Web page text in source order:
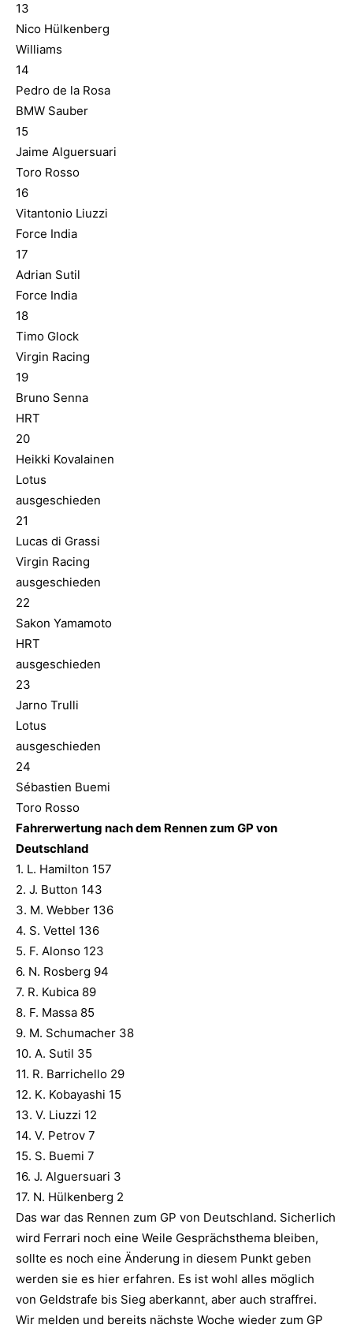
13
Nico Hülkenberg
Williams
14
Pedro de la Rosa
BMW Sauber
15
Jaime Alguersuari
Toro Rosso
16
Vitantonio Liuzzi
Force India
17
Adrian Sutil
Force India
18
Timo Glock
Virgin Racing
19
Bruno Senna
HRT
20
Heikki Kovalainen
Lotus
ausgeschieden
21
Lucas di Grassi
Virgin Racing
ausgeschieden
22
Sakon Yamamoto
HRT
ausgeschieden
23
Jarno Trulli
Lotus
ausgeschieden
24
Sébastien Buemi
Toro Rosso
Fahrerwertung nach dem Rennen zum GP von
Deutschland
1. L. Hamilton 157
2. J. Button 143
3. M. Webber 136
4. S. Vettel 136
5. F. Alonso 123
6. N. Rosberg 94
7. R. Kubica 89
8. F. Massa 85
9. M. Schumacher 38
10. A. Sutil 35
11. R. Barrichello 29
12. K. Kobayashi 15
13. V. Liuzzi 12
14. V. Petrov 7
15. S. Buemi 7
16. J. Alguersuari 3
17. N. Hülkenberg 2
Das war das Rennen zum GP von Deutschland. Sicherlich
wird Ferrari noch eine Weile Gesprächsthema bleiben,
sollte es noch eine Änderung in diesem Punkt geben
werden sie es hier erfahren. Es ist wohl alles möglich
von Geldstrafe bis Sieg aberkannt, aber auch straffrei.
Wir melden und bereits nächste Woche wieder zum GP